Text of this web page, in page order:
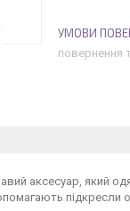
повернення
аксесуар, який
підкресли